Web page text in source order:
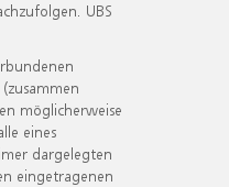
UBS
möglicherweise
eines
dargelegten
eingetragenen